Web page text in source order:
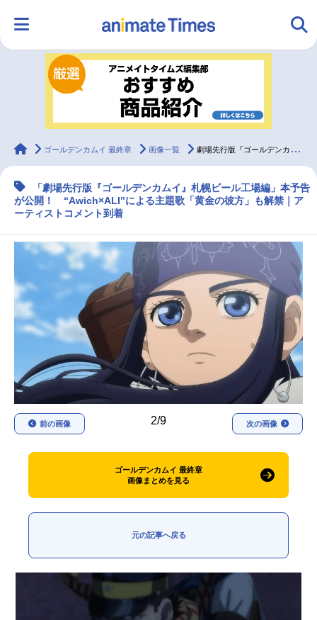
ランキング アニメ
ラジオ グッズ
マンガ・ラノベ ゲーム・アプリ 音楽 コスプレ
2.5次元 配信・Vtuber トレンド 無料マンガ
最新記事一覧
アニメ記事一覧 声優記事一覧
アニメ映画一覧 実写化映画一覧
今期アニメ曜日別一覧
春アニメ 夏アニメ
秋アニメ
animateTimes
ゴールデンカムイ 最終章 画像一覧 劇場先行版『ゴールデンカムイ』札幌ビール工場編の本予告が公開
「劇場先行版『ゴールデンカムイ』札幌ビール工場編」本予告
が公開！ “Awich×ALI”による主題歌「黄金の彼方」も解禁｜ア
ーティストコメント到着
2/9
前の画像 次の画像
ゴールデンカムイ 最終章
画像まとめを見る
元の記事へ戻る